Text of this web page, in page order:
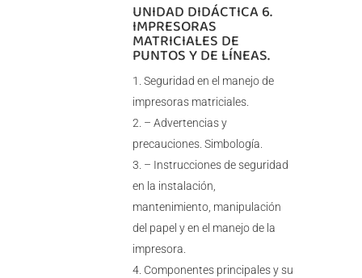
UNIDAD DIDÁCTICA 6.
IMPRESORAS
MATRICIALES DE
PUNTOS Y DE LÍNEAS.
Seguridad en el manejo de
impresoras matriciales.
– Advertencias y
precauciones. Simbología.
– Instrucciones de seguridad
en la instalación,
mantenimiento, manipulación
del papel y en el manejo de la
impresora.
Componentes principales y su